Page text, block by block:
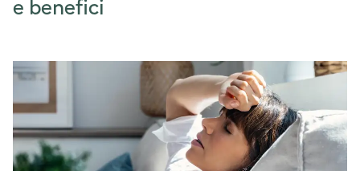
e benefici